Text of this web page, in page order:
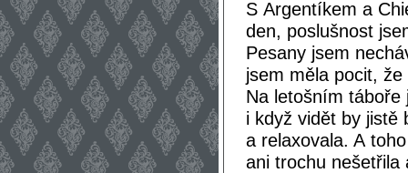
S Argentíkem a
den, poslušnost
Pesany jsem
jsem měla pocit,
Na letošním táboře
i když vidět by jistě
a relaxovala. A
ani trochu